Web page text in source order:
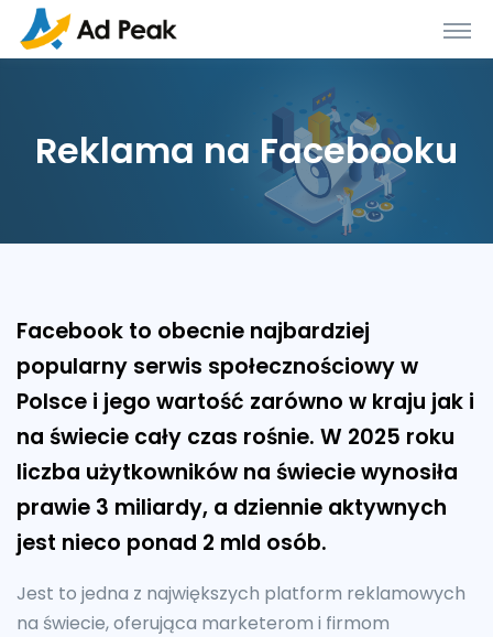
Reklama na Facebooku
Facebook to obecnie najbardziej
popularny serwis społecznościowy w
Polsce i jego wartość zarówno w kraju jak i
na świecie cały czas rośnie. W 2025 roku
liczba użytkowników na świecie wynosiła
prawie 3 miliardy, a dziennie aktywnych
jest nieco ponad 2 mld osób.
Jest to jedna z największych platform reklamowych
na świecie, oferująca marketerom i firmom